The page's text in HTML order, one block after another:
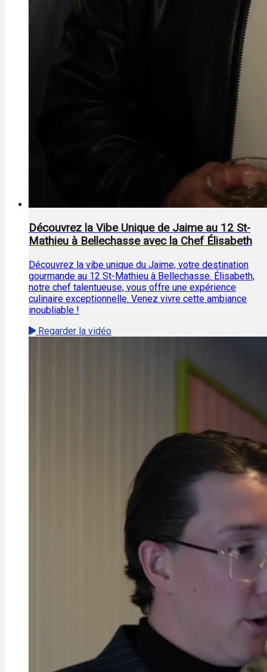
Découvrez la Vibe Unique de Jaime au 12 St-
Mathieu à Bellechasse avec la Chef Élisabeth
Découvrez la vibe unique du Jaime, votre destination
gourmande au 12 St-Mathieu à Bellechasse. Élisabeth,
notre chef talentueuse, vous offre une expérience
culinaire exceptionnelle. Venez vivre cette ambiance
inoubliable !
Regarder la vidéo